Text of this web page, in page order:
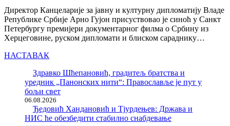
Директор Канцеларије за јавну и културну дипломатију Владе
Републике Србије Арно Гујон присуствовао је синоћ у Санкт
Петербургу премијери документарног филма о Србину из
Херцеговине, руском дипломати и блиском сараднику…
НАСТАВАК
Здравко Шћепановић, градитељ братства и
уредник „Панонских нити“: Православље је пут у
бољи свет
06.08.2026
Ђедовић Хандановић и Тјурдењев: Држава и
НИС ће обезбедити стабилно снабдевање